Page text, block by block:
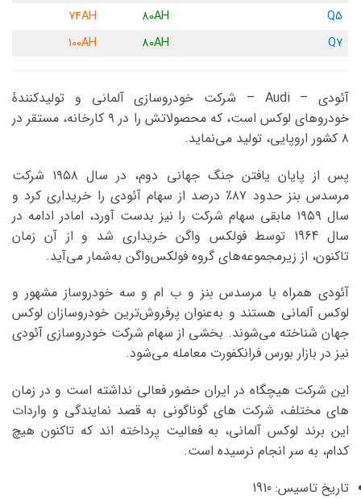
Q5
80AH
74AH
Q7
80AH
100AH
آئودی – Audi – شرکت خودروسازی آلمانی و تولیدکنندهٔ
خودروهای لوکس است، که محصولاتش را در ۹ کارخانه، مستقر در
۸ کشور اروپایی، تولید می‌نماید.
پس از پایان یافتن جنگ جهانی دوم، در سال ۱۹۵۸ شرکت
مرسدس بنز حدود ۸۷٪ درصد از سهام آئودی را خریداری کرد و
سال ۱۹۵۹ مابقی سهام شرکت را نیز بدست آورد، امادر ادامه در
سال 1964 توسط فولکس واگن خریداری شد و از آن زمان
تاکنون، از زیرمجموعه‌های گروه فولکس‌واگن به‌شمار می‌آید.
آئودی همراه با مرسدس بنز و ب ام و سه خودروساز مشهور و
لوکس آلمانی هستند و به‌عنوان پرفروش‌ترین خودروسازان لوکس
جهان شناخته می‌شوند. بخشی از سهام شرکت خودروسازی آئودی
نیز در بازار بورس فرانکفورت معامله می‌شود.
این شرکت هیچگاه در ایران حضور فعالی نداشته است و در زمان
های مختلف، شرکت های گوناگونی به قصد نمایندگی و واردات
این برند لوکس آلمانی، به فعالیت پرداخته اند که تاکنون هیچ
کدام، به سر انجام نرسیده است.
تاریخ تاسیس: 1910